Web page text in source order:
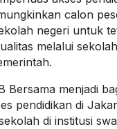
calon
negeri untuk
melalui
Bersama menjadi
pendidikan di
di institusi